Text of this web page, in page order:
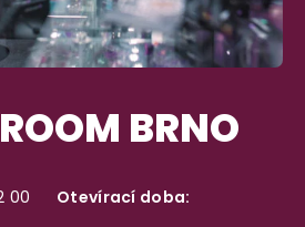
BRNO
00
Otevírací doba: